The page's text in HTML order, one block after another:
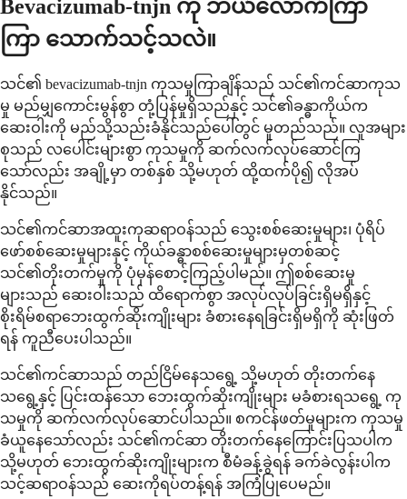
Bevacizumab-tnjn ကို ဘယ်လောက်ကြာ
ကြာ သောက်သင့်သလဲ။
သင်၏ bevacizumab-tnjn ကုသမှုကြာချိန်သည် သင်၏ကင်ဆာကုသ
မှု မည်မျှကောင်းမွန်စွာ တုံ့ပြန်မှုရှိသည်နှင့် သင်၏ခန္ဓာကိုယ်က
ဆေးဝါးကို မည်သို့သည်းခံနိုင်သည်ပေါ်တွင် မူတည်သည်။ လူအများ
စုသည် လပေါင်းများစွာ ကုသမှုကို ဆက်လက်လုပ်ဆောင်ကြ
သော်လည်း အချို့မှာ တစ်နှစ် သို့မဟုတ် ထို့ထက်ပို၍ လိုအပ်
နိုင်သည်။
သင်၏ကင်ဆာအထူးကုဆရာဝန်သည် သွေးစစ်ဆေးမှုများ၊ ပုံရိပ်
ဖော်စစ်ဆေးမှုများနှင့် ကိုယ်ခန္ဓာစစ်ဆေးမှုများမှတစ်ဆင့်
သင်၏တိုးတက်မှုကို ပုံမှန်စောင့်ကြည့်ပါမည်။ ဤစစ်ဆေးမှု
များသည် ဆေးဝါးသည် ထိရောက်စွာ အလုပ်လုပ်ခြင်းရှိမရှိနှင့်
စိုးရိမ်စရာဘေးထွက်ဆိုးကျိုးများ ခံစားနေရခြင်းရှိမရှိကို ဆုံးဖြတ်
ရန် ကူညီပေးပါသည်။
သင်၏ကင်ဆာသည် တည်ငြိမ်နေသရွေ့ သို့မဟုတ် တိုးတက်နေ
သရွေ့နှင့် ပြင်းထန်သော ဘေးထွက်ဆိုးကျိုးများ မခံစားရသရွေ့ ကု
သမှုကို ဆက်လက်လုပ်ဆောင်ပါသည်။ စကင်န်ဖတ်မှုများက ကုသမှု
ခံယူနေသော်လည်း သင်၏ကင်ဆာ တိုးတက်နေကြောင်းပြသပါက
သို့မဟုတ် ဘေးထွက်ဆိုးကျိုးများက စီမံခန့်ခွဲရန် ခက်ခဲလွန်းပါက
သင့်ဆရာဝန်သည် ဆေးကိုရပ်တန့်ရန် အကြံပြုပေမည်။